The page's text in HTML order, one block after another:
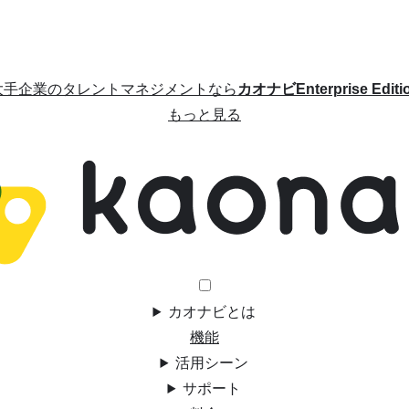
企業のタレントマネジメントならカオナビEnterprise
もっと見る
カオナビとは
機能
活用シーン
サポート